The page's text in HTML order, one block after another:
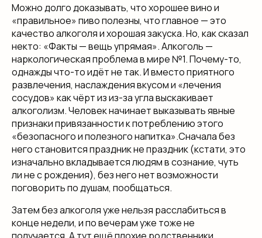
Можно долго доказывать, что хорошее вино и
«правильное» пиво полезны, что главное — это
качество алкоголя и хорошая закуска. Но, как сказал
некто: «Факты — вещь упрямая». Алкоголь —
наркологическая проблема в мире №1. Почему-то,
однажды что-то идёт не так. И вместо приятного
развлечения, наслаждения вкусом и «лечения
сосудов» как чёрт из из-за угла выскакивает
алкоголизм. Человек начинает выказывать явные
признаки привязанности к потреблению этого
«безопасного и полезного напитка».Сначала без
него становится праздник не праздник (кстати, это
изначально вкладывается людям в сознание, чуть
ли не с рождения), без него нет возможности
поговорить по душам, пообщаться.
Затем без алкоголя уже нельзя расслабиться в
конце недели, и по вечерам уже тоже не